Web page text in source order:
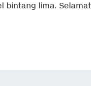
bintang lima. Selamat